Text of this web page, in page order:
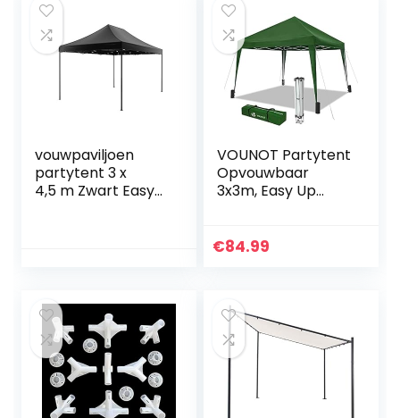
met wielen &
grondanker –
Antraciet
vouwpaviljoen
partytent 3 x
4,5 m Zwart Easy
VOUNOT Partytent
Opvouwbaar
3x3m, Easy Up
bescherming 50+,
€84.99